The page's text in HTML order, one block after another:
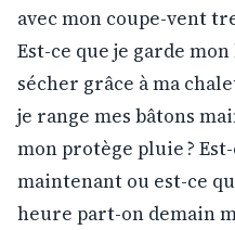
avec mon coupe-vent
Est-ce que je garde
sécher grâce à ma
je range mes bâtons
mon protège pluie ? Est-
maintenant ou est-ce
heure part-on demain